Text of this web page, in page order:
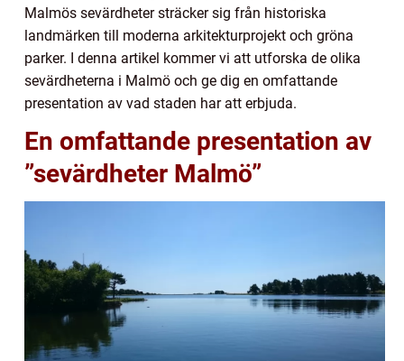
Malmös sevärdheter sträcker sig från historiska
landmärken till moderna arkitekturprojekt och gröna
parker. I denna artikel kommer vi att utforska de olika
sevärdheterna i Malmö och ge dig en omfattande
presentation av vad staden har att erbjuda.
En omfattande presentation av
”sevärdheter Malmö”